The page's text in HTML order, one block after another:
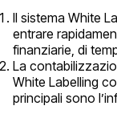
Il sistema White
entrare
finanziarie, di
La
White Labelling
principali sono